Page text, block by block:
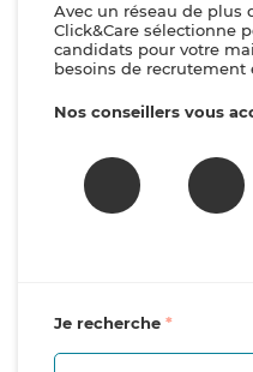
Avec un réseau de plus
Click&Care sélectionne
candidats pour votre
besoins de recrutement
Nos conseillers vous
Je recherche